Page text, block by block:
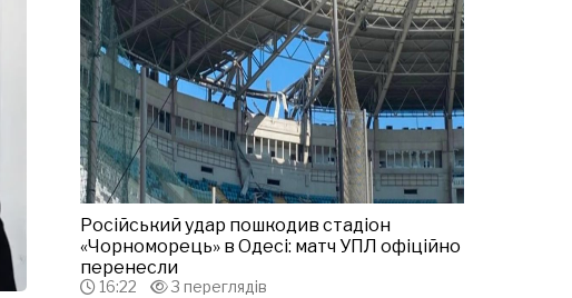
Російський удар пошкодив стадіон
«Чорноморець» в Одесі: матч УПЛ офіційно
перенесли
16:22 3 переглядів